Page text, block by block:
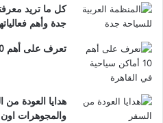
كل ما تريد
جدة وأهم فعالياتها
تعرف على أهم 10 أماكن سياحية في القاهرة
هدايا العودة
والمجوهرات اون